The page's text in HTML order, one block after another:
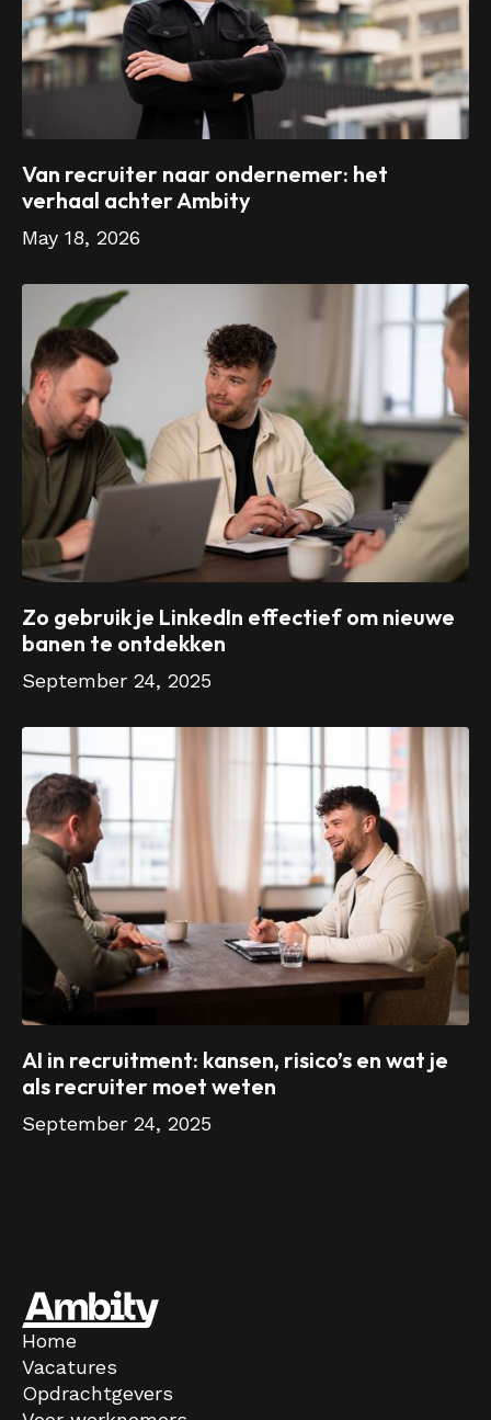
Van recruiter naar ondernemer: het
verhaal achter Ambity
May 18, 2026
Zo gebruik je LinkedIn effectief om nieuwe
banen te ontdekken
September 24, 2025
AI in recruitment: kansen, risico’s en wat je
als recruiter moet weten
September 24, 2025
Home
Vacatures
Opdrachtgevers